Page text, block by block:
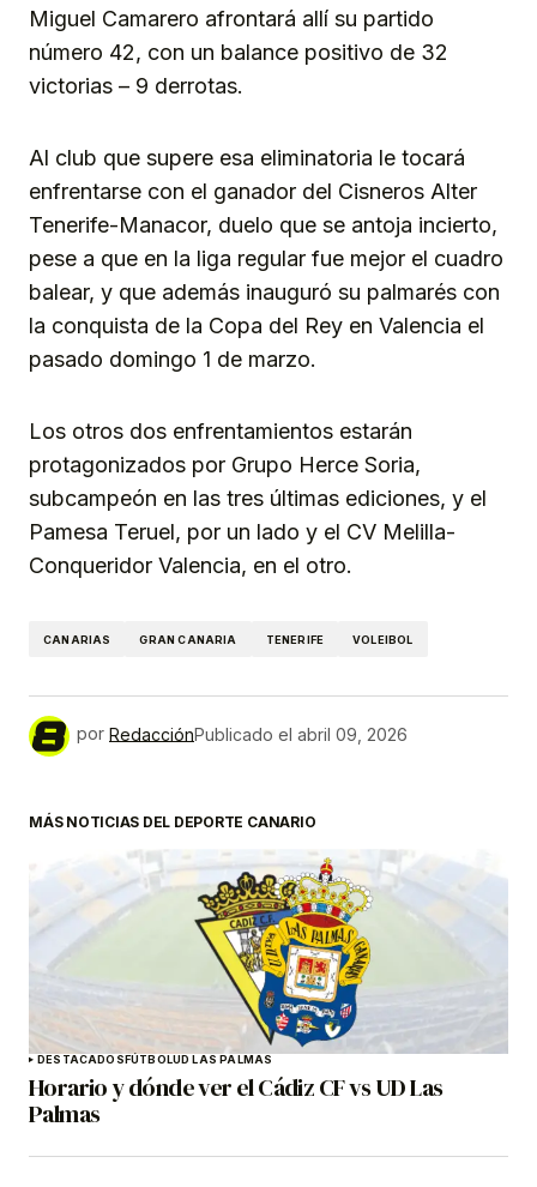
Miguel Camarero afrontará allí su partido
número 42, con un balance positivo de 32
victorias – 9 derrotas.
Al club que supere esa eliminatoria le tocará
enfrentarse con el ganador del Cisneros Alter
Tenerife-Manacor, duelo que se antoja incierto,
pese a que en la liga regular fue mejor el cuadro
balear, y que además inauguró su palmarés con
la conquista de la Copa del Rey en Valencia el
pasado domingo 1 de marzo.
Los otros dos enfrentamientos estarán
protagonizados por Grupo Herce Soria,
subcampeón en las tres últimas ediciones, y el
Pamesa Teruel, por un lado y el CV Melilla-
Conqueridor Valencia, en el otro.
CANARIAS GRAN CANARIA TENERIFE VOLEIBOL
por RedacciónPublicado el abril 09, 2026
MÁS NOTICIAS DEL DEPORTE CANARIO
DESTACADOSFÚTBOLUD LAS PALMAS
Horario y dónde ver el Cádiz CF vs UD Las
Palmas